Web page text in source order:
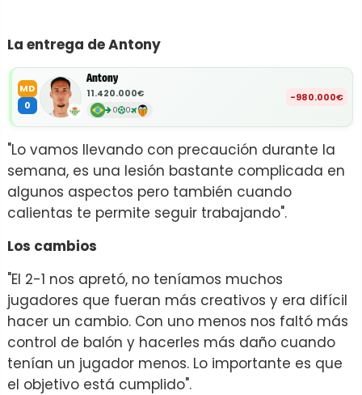
La entrega de Antony
MD
0
Antony
11.420.000€
0 0
-980.000€
"Lo vamos llevando con precaución durante la
semana, es una lesión bastante complicada en
algunos aspectos pero también cuando
calientas te permite seguir trabajando".
Los cambios
"El 2-1 nos apretó, no teníamos muchos
jugadores que fueran más creativos y era difícil
hacer un cambio. Con uno menos nos faltó más
control de balón y hacerles más daño cuando
tenían un jugador menos. Lo importante es que
el objetivo está cumplido".